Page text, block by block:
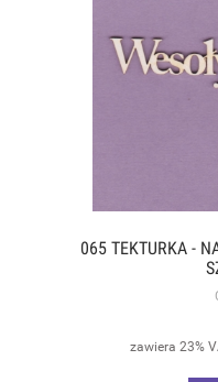
065 TEKTURKA -
zawiera 23%